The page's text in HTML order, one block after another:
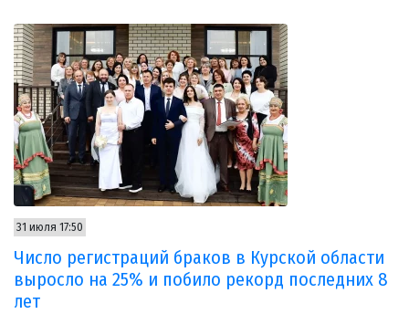
31 июля 17:50
Число регистраций браков в Курской области
выросло на 25% и побило рекорд последних 8
лет